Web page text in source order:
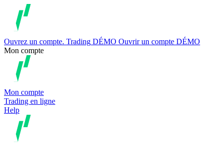
Ouvrez un compte. Trading DÉMO Ouvrir un compte DÉMO
Mon compte
Mon compte
Trading en ligne
Help